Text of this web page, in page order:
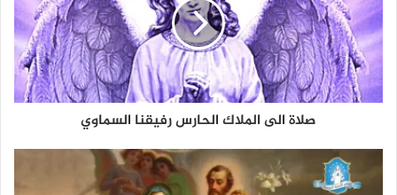
صلاة الى الملاك الحارس رفيقنا السماوي